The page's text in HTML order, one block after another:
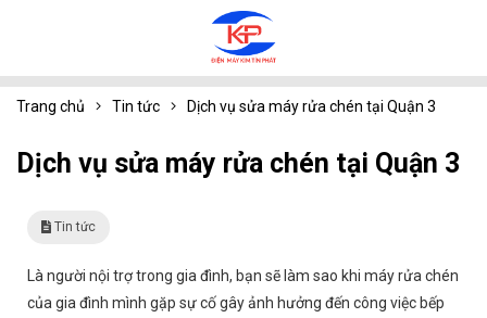
Trang chủ Tin tức Dịch vụ sửa máy rửa chén tại Quận 3
Dịch vụ sửa máy rửa chén tại Quận 3
Tin tức
Là người nội trợ trong gia đình, bạn sẽ làm sao khi máy rửa chén
của gia đình mình gặp sự cố gây ảnh hưởng đến công việc bếp